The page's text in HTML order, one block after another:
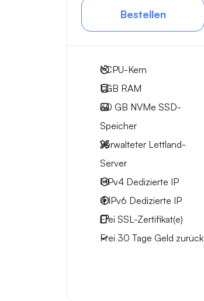
Bestellen
1CPU-Kern
1 GB RAM
30 GB NVMe SSD-
Speicher
Verwalteter Lettland-
Server
1 IPv4 Dedizierte IP
4 IPv6 Dedizierte IP
Frei SSL-Zertifikat(e)
Frei 30 Tage Geld zurück